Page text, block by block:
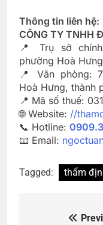
Thông tin liên hệ:
CÔNG TY TNHH
📍 Trụ sở
phường Hoà
📍 Văn phòng:
Hoà Hưng, thành
📍 Mã số thuế:
🌐 Website: //
📞 Hotline:
📧 Email:
Tagged: thẩm